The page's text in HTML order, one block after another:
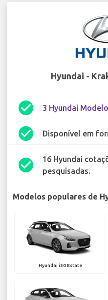
Hyundai -
check_circle 3 Hyundai
check_circle Disponível em
check_circle
16 Hyundai
pesquisadas.
Modelos populares de
Hyundai i30 Estate